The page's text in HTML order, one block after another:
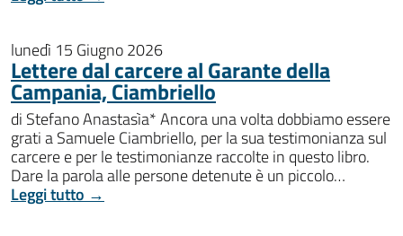
lunedì 15 Giugno 2026
Lettere dal carcere al Garante della
Campania, Ciambriello
di Stefano Anastasìa* Ancora una volta dobbiamo essere
grati a Samuele Ciambriello, per la sua testimonianza sul
carcere e per le testimonianze raccolte in questo libro.
Dare la parola alle persone detenute è un piccolo…
Leggi tutto →